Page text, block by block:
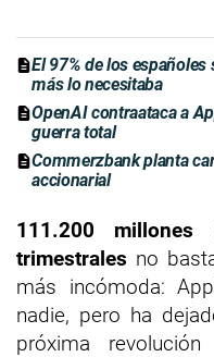
El 97% de los
más lo necesitaba
OpenAI contraataca a
guerra total
Commerzbank planta
accionarial
111.200
trimestrales no
más incómoda:
nadie, pero ha
próxima